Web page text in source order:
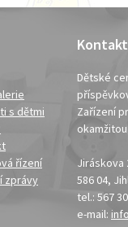
s dětmi
řízení
zprávy
Kontakt
Dětské
Zařízení
Jiráskova
586 04,
tel.: 567
e-mail: